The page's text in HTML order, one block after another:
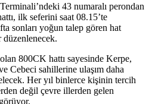
43 numaralı perondan
ilk seferini saat 08.15’te
sonları yoğun talep gören hat
düzenlenecek.
800CK hattı sayesinde Kerpe,
Cebeci sahillerine ulaşım daha
Her yıl binlerce kişinin tercih
değil çevre illerden gelen